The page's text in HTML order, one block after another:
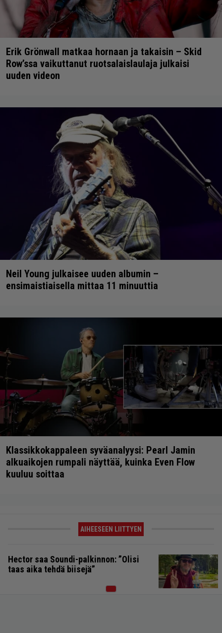
Erik Grönwall matkaa hornaan ja takaisin – Skid
Row’ssa vaikuttanut ruotsalaislaulaja julkaisi
uuden videon
Neil Young julkaisee uuden albumin –
ensimaistiaisella mittaa 11 minuuttia
Klassikkokappaleen syväanalyysi: Pearl Jamin
alkuaikojen rumpali näyttää, kuinka Even Flow
kuuluu soittaa
AIHEESEEN LIITTYEN
Hector saa Soundi-palkinnon: ”Olisi
taas aika tehdä biisejä”